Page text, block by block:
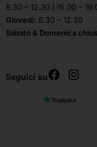
8.30 – 12.30 | 15.00 –
Giovedì: 8.30 – 12.30
Sabato & Domenica
Seguici su